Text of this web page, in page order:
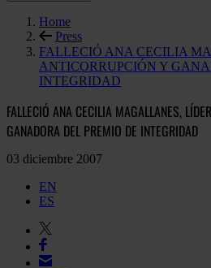
Home
Press
FALLECIÓ ANA CECILIA
ANTICORRUPCIÓN Y
INTEGRIDAD
FALLECIÓ ANA CECILIA MAGALLANES,
GANADORA DEL PREMIO DE INTEGRIDAD
03 diciembre 2007
EN
ES